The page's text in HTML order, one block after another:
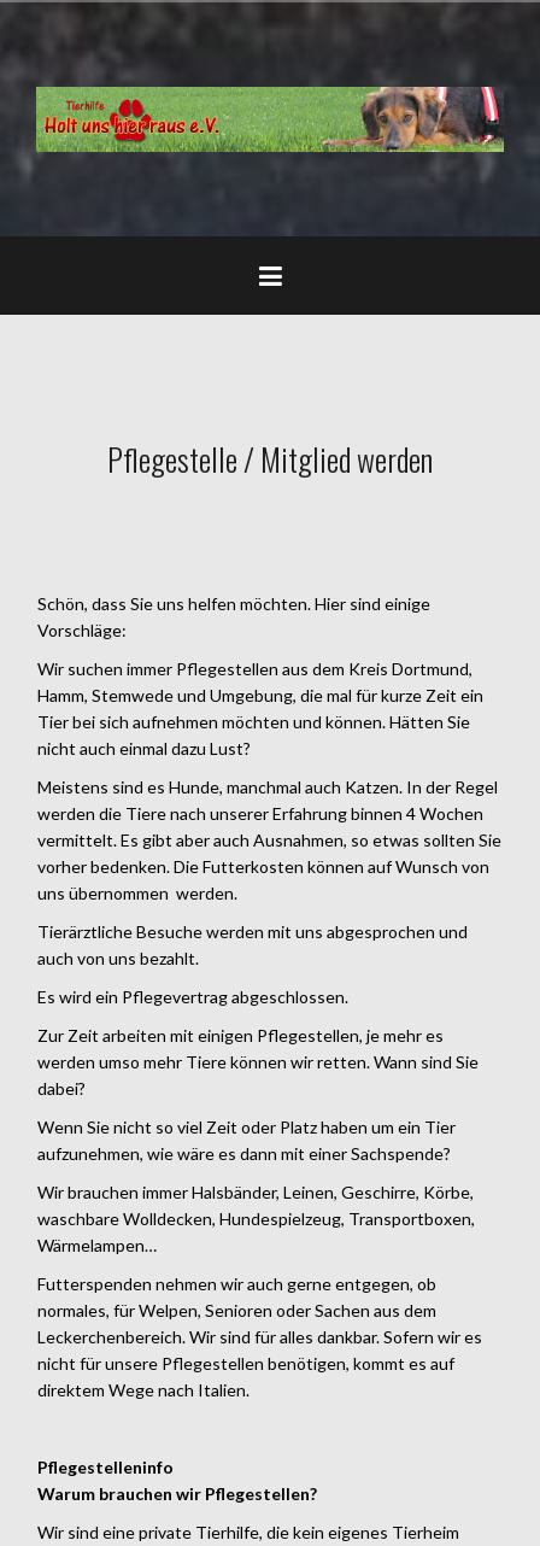
Pflegestelle / Mitglied werden
Schön, dass Sie uns helfen möchten. Hier sind einige
Vorschläge:
Wir suchen immer Pflegestellen aus dem Kreis Dortmund,
Hamm, Stemwede und Umgebung, die mal für kurze Zeit ein
Tier bei sich aufnehmen möchten und können. Hätten Sie
nicht auch einmal dazu Lust?
Meistens sind es Hunde, manchmal auch Katzen. In der Regel
werden die Tiere nach unserer Erfahrung binnen 4 Wochen
vermittelt. Es gibt aber auch Ausnahmen, so etwas sollten Sie
vorher bedenken. Die Futterkosten können auf Wunsch von
uns übernommen werden.
Tierärztliche Besuche werden mit uns abgesprochen und
auch von uns bezahlt.
Es wird ein Pflegevertrag abgeschlossen.
Zur Zeit arbeiten mit einigen Pflegestellen, je mehr es
werden umso mehr Tiere können wir retten. Wann sind Sie
dabei?
Wenn Sie nicht so viel Zeit oder Platz haben um ein Tier
aufzunehmen, wie wäre es dann mit einer Sachspende?
Wir brauchen immer Halsbänder, Leinen, Geschirre, Körbe,
waschbare Wolldecken, Hundespielzeug, Transportboxen,
Wärmelampen…
Futterspenden nehmen wir auch gerne entgegen, ob
normales, für Welpen, Senioren oder Sachen aus dem
Leckerchenbereich. Wir sind für alles dankbar. Sofern wir es
nicht für unsere Pflegestellen benötigen, kommt es auf
direktem Wege nach Italien.
Pflegestelleninfo
Warum brauchen wir Pflegestellen?
Wir sind eine private Tierhilfe, die kein eigenes Tierheim